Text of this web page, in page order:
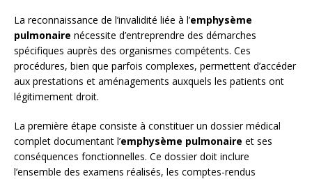
La reconnaissance de l’invalidité liée à l’emphysème
pulmonaire nécessite d’entreprendre des démarches
spécifiques auprès des organismes compétents. Ces
procédures, bien que parfois complexes, permettent d’accéder
aux prestations et aménagements auxquels les patients ont
légitimement droit.
La première étape consiste à constituer un dossier médical
complet documentant l’emphysème pulmonaire et ses
conséquences fonctionnelles. Ce dossier doit inclure
l’ensemble des examens réalisés, les comptes-rendus